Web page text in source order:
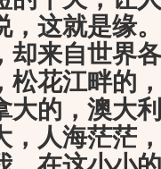
，这就是缘
却来自世界
松花江畔的
大的，澳大
，人海茫茫